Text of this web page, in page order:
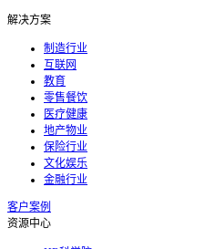
解决方案
制造行业
互联网
教育
零售餐饮
医疗健康
地产物业
保险行业
文化娱乐
金融行业
客户案例
资源中心